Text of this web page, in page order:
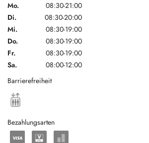
Sur emploi du temps, si vous ne trouvez pas de
Podologue Sébastien Doeblé, vérifier l'emploi
collègue, Héléna Pilleul, pédicure médicale
Mo.
08:30-21:00
Di.
08:30-20:00
Mi.
08:30-19:00
Do.
08:30-19:00
Fr.
08:30-19:00
Sa.
08:00-12:00
Barrierefreiheit
Bezahlungsarten